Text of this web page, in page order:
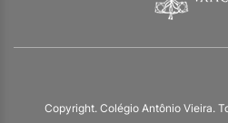
Copyright. Colégio Antônio Vieira.